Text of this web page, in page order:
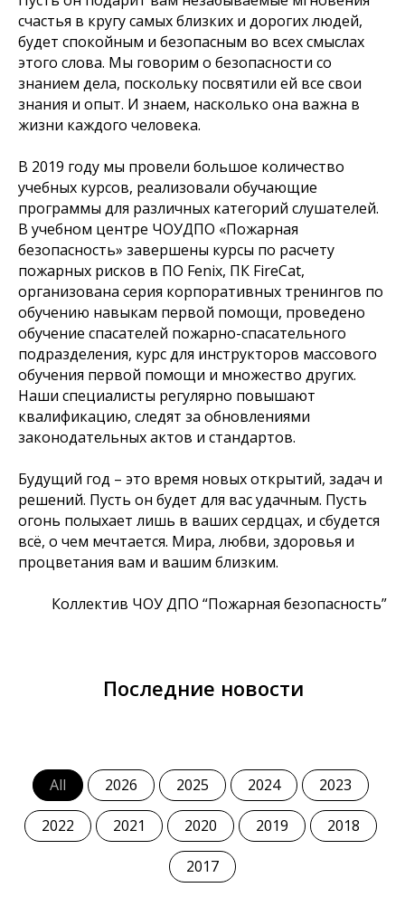
счастья в кругу самых близких и дорогих людей,
будет спокойным и безопасным во всех смыслах
этого слова. Мы говорим о безопасности со
знанием дела, поскольку посвятили ей все свои
знания и опыт. И знаем, насколько она важна в
жизни каждого человека.
В 2019 году мы провели большое количество
учебных курсов, реализовали обучающие
программы для различных категорий слушателей.
В учебном центре ЧОУДПО «Пожарная
безопасность» завершены курсы по расчету
пожарных рисков в ПО Fenix, ПК FireCat,
организована серия корпоративных тренингов по
обучению навыкам первой помощи, проведено
обучение спасателей пожарно-спасательного
подразделения, курс для инструкторов массового
обучения первой помощи и множество других.
Наши специалисты регулярно повышают
квалификацию, следят за обновлениями
законодательных актов и стандартов.
Будущий год – это время новых открытий, задач и
решений. Пусть он будет для вас удачным. Пусть
огонь полыхает лишь в ваших сердцах, и сбудется
всё, о чем мечтается. Мира, любви, здоровья и
процветания вам и вашим близким.
Коллектив ЧОУ ДПО “Пожарная безопасность”
Последние новости
All 2026 2025 2024 2023
2022 2021 2020 2019 2018
2017